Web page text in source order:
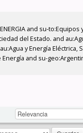
and su-to:Equipos
del Estado. and
y Energía Eléctrica,
and su-